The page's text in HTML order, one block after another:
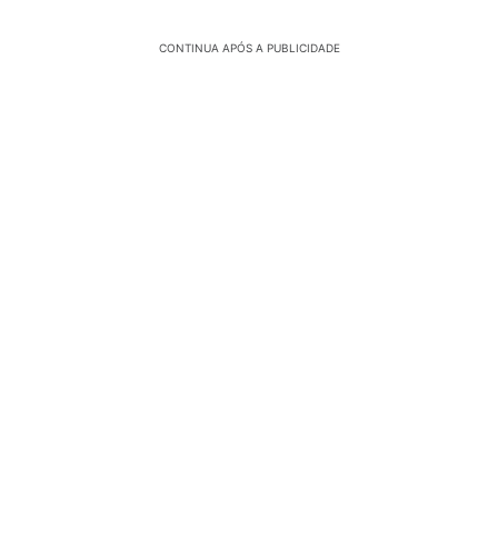
CONTINUA APÓS A PUBLICIDADE